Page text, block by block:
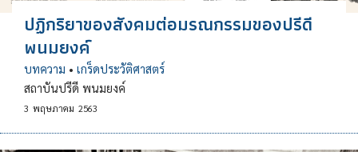
ปฏิกริยาของสังคมต่อมรณกรรมของปรีดี
พนมยงค์
บทความ • เกร็ดประวัติศาสตร์
สถาบันปรีดี พนมยงค์
3 พฤษภาคม 2563